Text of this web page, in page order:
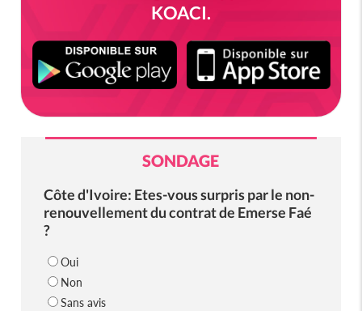
KOACI.
SONDAGE
Côte d'Ivoire: Etes-vous surpris par le non-
renouvellement du contrat de Emerse Faé
?
Oui
Non
Sans avis